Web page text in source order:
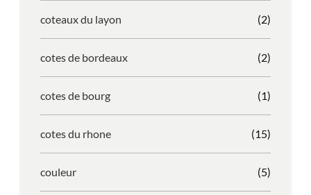
coteaux du layon (2)
cotes de bordeaux (2)
cotes de bourg (1)
cotes du rhone (15)
couleur (5)